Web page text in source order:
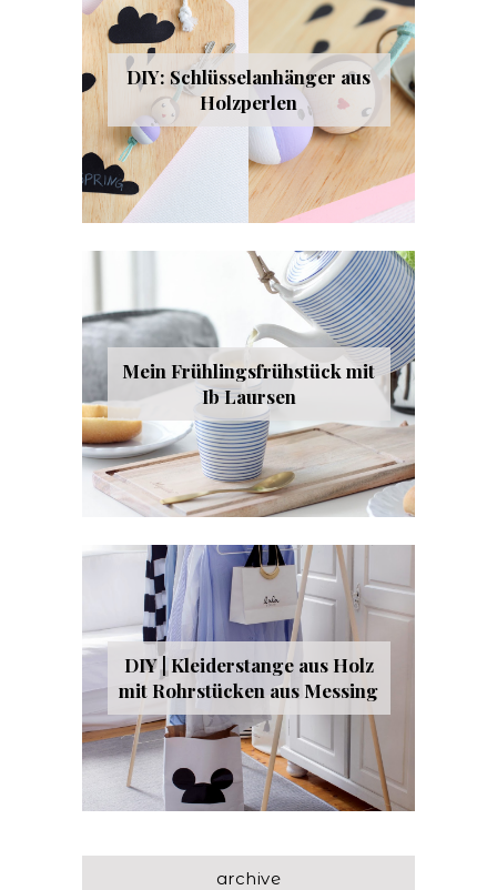
DIY: Schlüsselanhänger aus
Holzperlen
Mein Frühlingsfrühstück mit
Ib Laursen
DIY | Kleiderstange aus Holz
mit Rohrstücken aus Messing
archive